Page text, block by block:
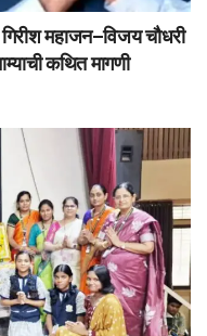
महाजन–विजय चौधरी
कथित मागणी